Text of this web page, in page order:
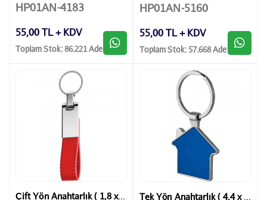
HP01AN-4183
55,00 TL + KDV
Toplam Stok: 86.221 Adet
HP01AN-5160
55,00 TL + KDV
Toplam Stok: 57.668 Adet
Çift Yön Anahtarlık ( 1,8 x 11,6 cm ) Tek Yön Anahtarlık ( 4,4 x 8 cm )